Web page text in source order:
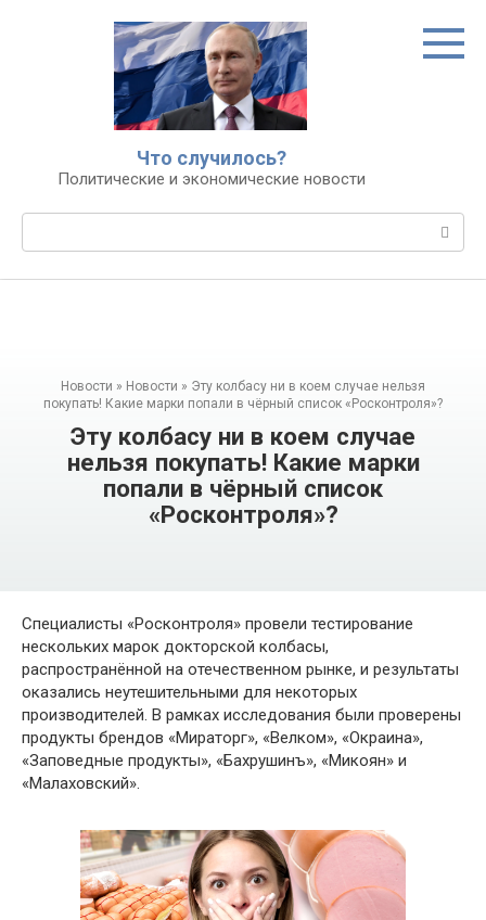
Что случилось?
Политические и экономические новости
Новости » Новости » Эту колбасу ни в коем случае нельзя
покупать! Какие марки попали в чёрный список «Росконтроля»?
Эту колбасу ни в коем случае
нельзя покупать! Какие марки
попали в чёрный список
«Росконтроля»?
Специалисты «Росконтроля» провели тестирование
нескольких марок докторской колбасы,
распространённой на отечественном рынке, и результаты
оказались неутешительными для некоторых
производителей. В рамках исследования были проверены
продукты брендов «Мираторг», «Велком», «Окраина»,
«Заповедные продукты», «Бахрушинъ», «Микоян» и
«Малаховский».